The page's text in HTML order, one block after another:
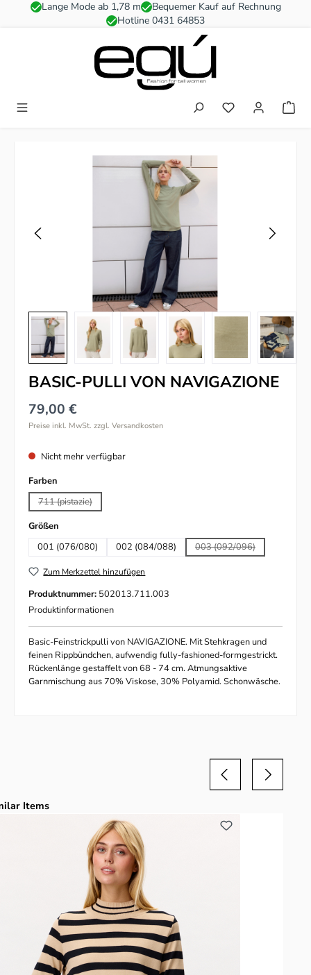
Zum Hauptinhalt springen
Lange Mode ab 1,78 m
Bequemer Kauf auf Rechnung
Hotline 0431 64853
Du hast 0
BASIC-PULLI VON NAVIGAZIONE
79,00 €
Preise inkl. MwSt. zzgl. Versandkosten
Nicht mehr verfügbar
Farbenauswählen
711 (pistazie)(Diese Option ist zurzeit nicht verfügbar.)
Größenauswählen
001 (076/080)
002 (084/088) 003 (092/096)
(Diese Option ist
Zum Merkzettel hinzufügen
Produktnummer: 502013.711.003
Produktinformationen
Basic-Feinstrickpulli von NAVIGAZIONE. Mit Stehkragen und
feinen Rippbündchen, aufwendig fully-fashioned-formgestrickt.
Rückenlänge gestaffelt von 68 - 74 cm. Atmungsaktive
Garnmischung aus 70% Viskose, 30% Polyamid. Schonwäsche.
überspringen
Items